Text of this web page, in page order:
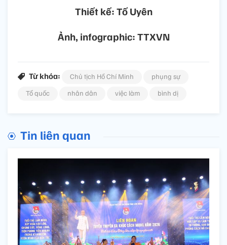
Thiết kế: Tố Uyên
Ảnh, infographic: TTXVN
Từ khóa: Chủ tịch Hồ Chí Minh
phụng sự
Tổ quốc
nhân dân việc làm bình dị
Tin liên quan